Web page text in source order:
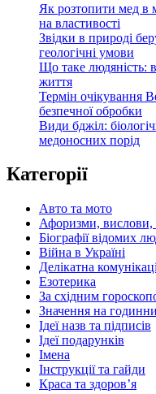
Як розтопити мед в
на властивості
Звідки в природі
геологічні умови
Що таке людяність:
життя
Термін очікування
безпечної обробки
Види бджіл:
медоносних порід
Категорії
Авто та мото
Афоризми, вислови,
Біографії відомих
Війна в Україні
Делікатна
Езотерика
За східним
Значення на
Ідеї назв та підписів
Ідеї подарунків
Імена
Інструкції та гайди
Краса та здоровʼя